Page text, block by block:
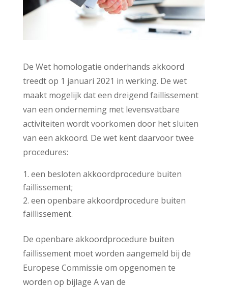
De Wet homologatie onderhands akkoord
treedt op 1 januari 2021 in werking. De wet
maakt mogelijk dat een dreigend faillissement
van een onderneming met levensvatbare
activiteiten wordt voorkomen door het sluiten
van een akkoord. De wet kent daarvoor twee
procedures:
een besloten akkoordprocedure buiten
faillissement;
een openbare akkoordprocedure buiten
faillissement.
De openbare akkoordprocedure buiten
faillissement moet worden aangemeld bij de
Europese Commissie om opgenomen te
worden op bijlage A van de